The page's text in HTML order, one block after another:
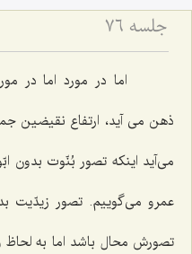
جلسه ۷۶
اما در مورد اما در
ذهن مى آید، ارتفاع نقیضین
مى‌آید اینكه تصور بُنّوت بدون
عمرو مى‌گوییم. تصور زیدّیت
تصورش محال باشد اما به لحاظ